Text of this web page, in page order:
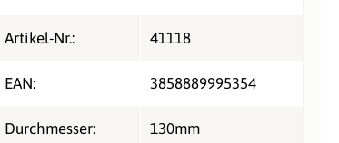
Artikel-Nr.: 41118
EAN: 3858889995354
Durchmesser: 130mm